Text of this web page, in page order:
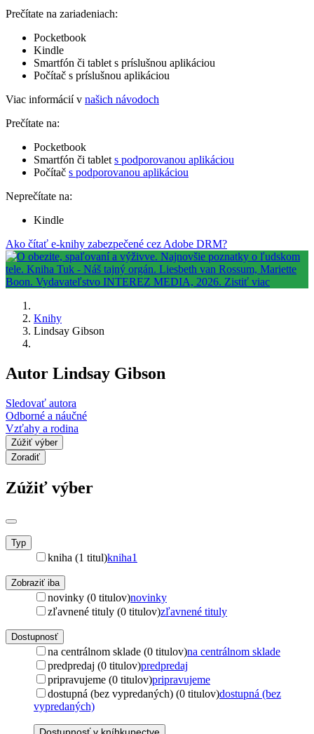
Prečítate na zariadeniach:
Pocketbook
Kindle
Smartfón či tablet s príslušnou aplikáciou
Počítač s príslušnou aplikáciou
Viac informácií v našich návodoch
Prečítate na:
Pocketbook
Smartfón či tablet s podporovanou aplikáciou
Počítač s podporovanou aplikáciou
Neprečítate na:
Kindle
Ako čítať e-knihy zabezpečené cez Adobe DRM?
Knihy
Lindsay Gibson
Autor Lindsay Gibson
Sledovať autora
Odborné a náučné
Vzťahy a rodina
Zúžiť výber
Zoradiť
Zúžiť výber
Typ
kniha (1 titul)kniha1
Zobraziť iba
novinky (0 titulov)novinky
zľavnené tituly (0 titulov)zľavnené tituly
Dostupnosť
na centrálnom sklade (0 titulov)na centrálnom sklade
predpredaj (0 titulov)predpredaj
pripravujeme (0 titulov)pripravujeme
dostupná (bez vypredaných) (0 titulov)dostupná (bez
vypredaných)
Dostupnosť v kníhkupectve